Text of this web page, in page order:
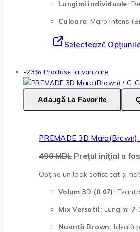
Lungimi individuale:
Culoare: Maro intens
Selectează Opțiunile
-23% Produse la vanzare
Adaugă La Favorite
PREMADE 3D Maro(Brown)
490MDL Prețul inițial a
Obține un look sofisticat și
Volum 3D (0.07):
Mix Versatil: Lungimi 7-
Nuanță Brown: Ideală